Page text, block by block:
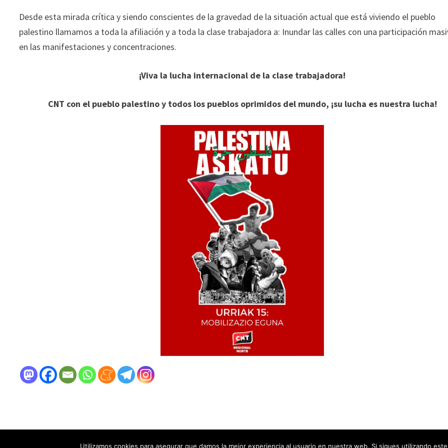
Desde esta mirada crítica y siendo conscientes de la gravedad de la situación actual que está viviendo el pueblo
palestino llamamos a toda la afiliación y a toda la clase trabajadora a: Inundar las calles con una participación
en las manifestaciones y concentraciones.
¡Viva la lucha internacional de la clase trabajadora!
CNT con el pueblo palestino y todos los pueblos oprimidos del mundo, ¡su lucha es nuestra lucha!
WordPressyBam.
Utilizamos cookies para asegurar que damos la mejor experiencia al usuario en nuestra web. Si sigues utilizando